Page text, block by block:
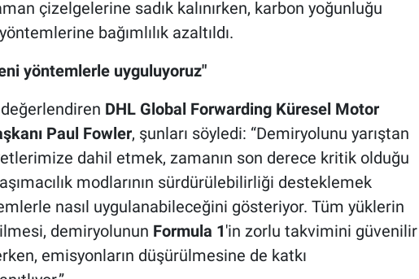
çizelgelerine sadık kalınırken, karbon yoğunluğu
bağımlılık azaltıldı.
yöntemlerle uyguluyoruz"
değerlendiren DHL Global Forwarding Küresel Motor
Paul Fowler, şunları söyledi: “Demiryolunu yarıştan
dahil etmek, zamanın son derece kritik olduğu
modlarının sürdürülebilirliği desteklemek
nasıl uygulanabileceğini gösteriyor. Tüm yüklerin
demiryolunun Formula 1'in zorlu takvimini güvenilir
emisyonların düşürülmesine de katkı